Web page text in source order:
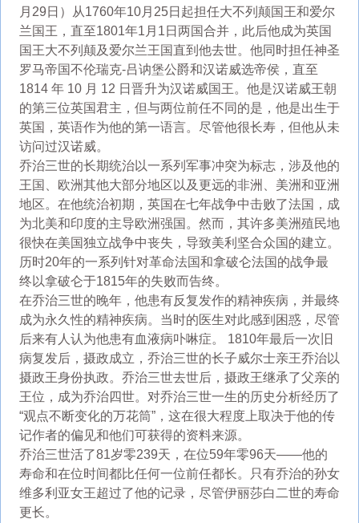
月29日）从1760年10月25日起担任大不列颠国王和爱尔
兰国王，直至1801年1月1日两国合并，此后他成为英国
国王大不列颠及爱尔兰王国直到他去世。他同时担任神圣
罗马帝国不伦瑞克-吕讷堡公爵和汉诺威选帝侯，直至
1814 年 10 月 12 日晋升为汉诺威国王。他是汉诺威王朝
的第三位英国君主，但与两位前任不同的是，他是出生于
英国，英语作为他的第一语言。尽管他很长寿，但他从未
访问过汉诺威。
乔治三世的长期统治以一系列军事冲突为标志，涉及他的
王国、欧洲其他大部分地区以及更远的非洲、美洲和亚洲
地区。在他统治初期，英国在七年战争中击败了法国，成
为北美和印度的主导欧洲强国。然而，其许多美洲殖民地
很快在美国独立战争中丧失，导致美利坚合众国的建立。
历时20年的一系列针对革命法国和拿破仑法国的战争最
终以拿破仑于1815年的失败而告终。
在乔治三世的晚年，他患有反复发作的精神疾病，并最终
成为永久性的精神疾病。当时的医生对此感到困惑，尽管
后来有人认为他患有血液病卟啉症。 1810年最后一次旧
病复发后，摄政成立，乔治三世的长子威尔士亲王乔治以
摄政王身份执政。乔治三世去世后，摄政王继承了父亲的
王位，成为乔治四世。对乔治三世一生的历史分析经历了
“观点不断变化的万花筒”，这在很大程度上取决于他的传
记作者的偏见和他们可获得的资料来源。
乔治三世活了81岁零239天，在位59年零96天——他的
寿命和在位时间都比任何一位前任都长。只有乔治的孙女
维多利亚女王超过了他的记录，尽管伊丽莎白二世的寿命
更长。